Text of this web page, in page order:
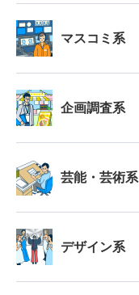
マスコミ系
企画調査系
芸能・芸術系
デザイン系